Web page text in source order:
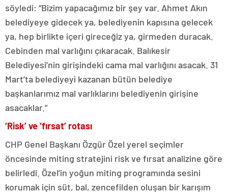
söyledi: “Bizim yapacağımız bir şey var. Ahmet Akın
belediyeye gidecek ya, belediyenin kapısına gelecek
ya, hep birlikte içeri gireceğiz ya, girmeden duracak.
Cebinden mal varlığını çıkaracak. Balıkesir
Belediyesi’nin girişindeki cama mal varlığını asacak. 31
Mart’ta belediyeyi kazanan bütün belediye
başkanlarımız mal varlıklarını belediyenin girişine
asacaklar.”
‘Risk’ ve ‘fırsat’ rotası
CHP Genel Başkanı Özgür Özel yerel seçimler
öncesinde miting stratejini risk ve fırsat analizine göre
belirledi. Özel’in yoğun miting programında sesini
korumak için süt, bal, zencefilden oluşan bir karışım